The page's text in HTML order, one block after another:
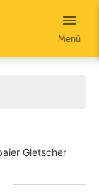
Menü
Gletscher